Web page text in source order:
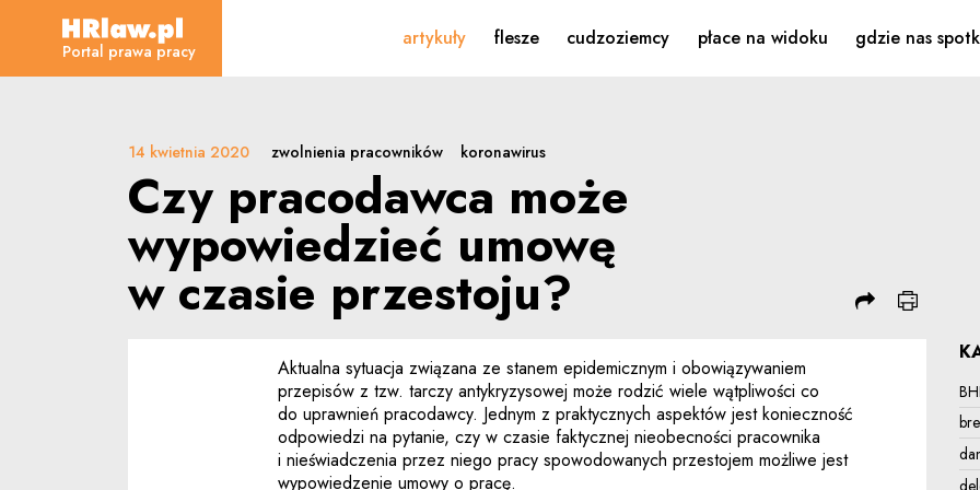
Czy pracodawca może wypowiedzieć umowę
HRLaw.pl
Portal prawa pracy
artykuły flesze cudzoziemcy płace na widoku gdzie nas
14 kwietnia 2020 zwolnienia pracowników koronawirus
Czy pracodawca może
wypowiedzieć umowę
w czasie przestoju?
Aktualna sytuacja związana ze stanem epidemicznym i obowiązywaniem
przepisów z tzw. tarczy antykryzysowej może rodzić wiele wątpliwości co
do uprawnień pracodawcy. Jednym z praktycznych aspektów jest konieczność
odpowiedzi na pytanie, czy w czasie faktycznej nieobecności pracownika
i nieświadczenia przez niego pracy spowodowanych przestojem możliwe jest
wypowiedzenie umowy o pracę.